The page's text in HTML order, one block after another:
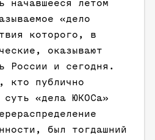
начавшееся летом
«дело
которого, в
оказывают
России и сегодня.
кто публично
суть «дела ЮКОСа»
был тогдашний